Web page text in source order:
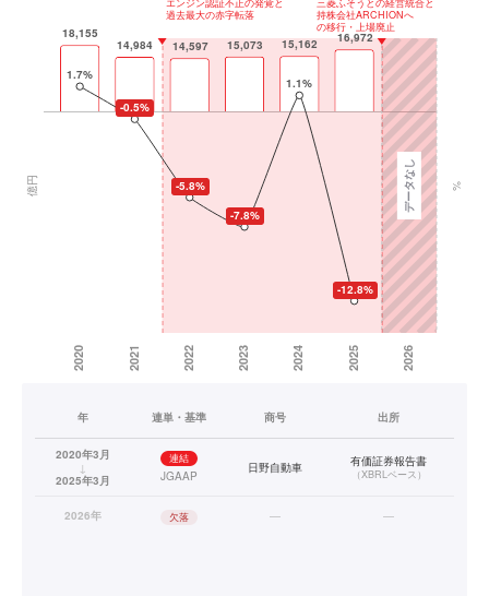
年 連単・基準 商号 出所
2020年3月
↓
2025年3月
連結
JGAAP
日野自動車 有価証券報告書
（XBRLベース）
2026年 欠落 — —